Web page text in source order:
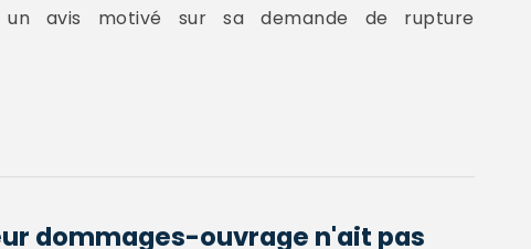
un avis motivé sur sa demande de rupture
dommages-ouvrage n'ait pas